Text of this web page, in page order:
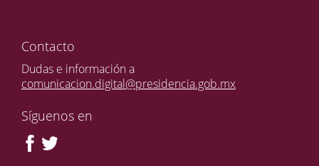
Contacto
Dudas e información a
comunicacion.digital@presidencia.gob.mx
Síguenos en